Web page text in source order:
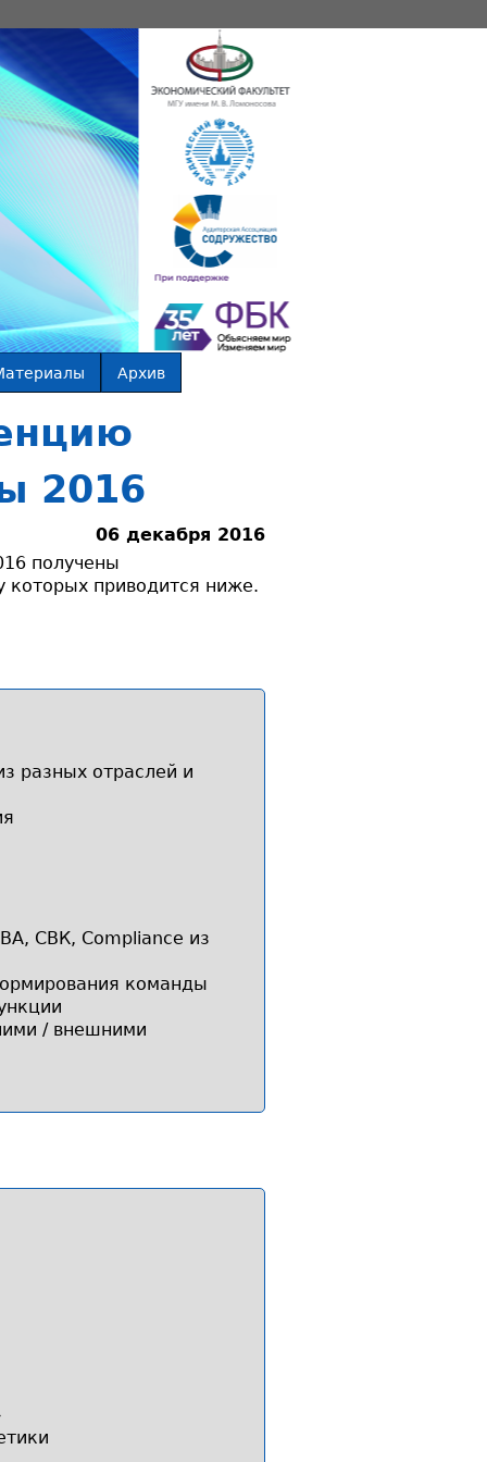
Архив
2016
06 декабря 2016
получены
приводится ниже.
разных отраслей и
СВК, Compliance из
команды
/ внешними